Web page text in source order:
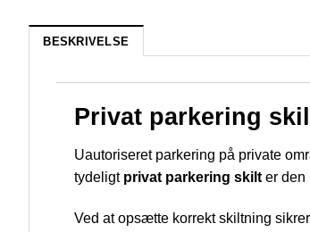
BESKRIVELSE
Privat parkering
Uautoriseret parkering på private
tydeligt privat parkering skilt er den
Ved at opsætte korrekt skiltning